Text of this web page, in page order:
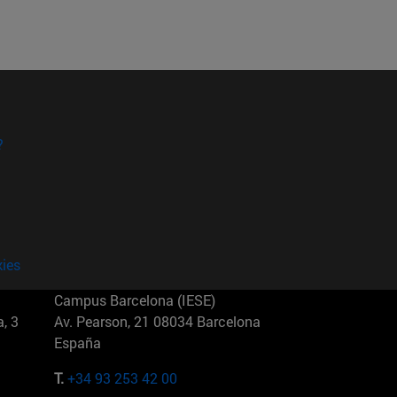
3
Campus Barcelona (IESE)
Av. Pearson, 21 08034 Barcelona
España
T.+34 93 253 42 00